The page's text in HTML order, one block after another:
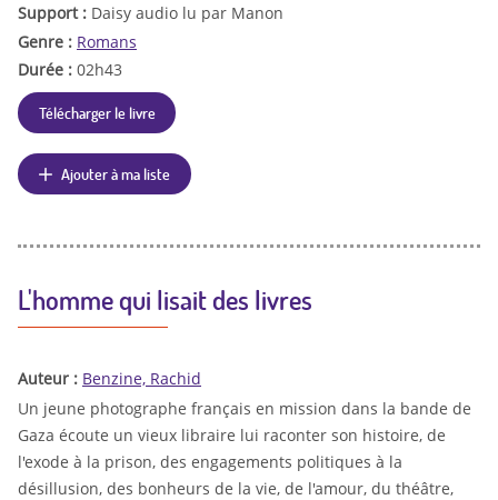
Support : Daisy audio lu par Manon
Genre : Romans
Durée : 02h43
Télécharger le livre
Ajouter à ma liste
L'homme qui lisait des livres
Auteur : Benzine, Rachid
Un jeune photographe français en mission dans la bande de
Gaza écoute un vieux libraire lui raconter son histoire, de
l'exode à la prison, des engagements politiques à la
désillusion, des bonheurs de la vie, de l'amour, du théâtre,